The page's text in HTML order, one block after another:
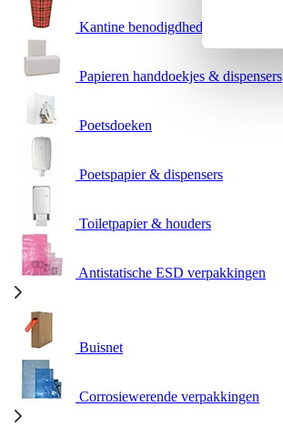
Kantine benodigdheden
Papieren handdoekjes & dispensers
Poetsdoeken
Poetspapier & dispensers
Toiletpapier & houders
Antistatische ESD verpakkingen
Buisnet
Corrosiewerende verpakkingen